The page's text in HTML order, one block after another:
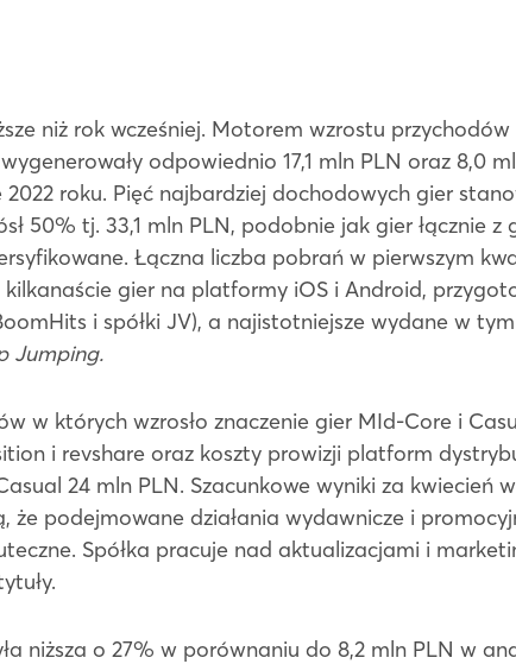
niż rok wcześniej. Motorem wzrostu
odpowiednio 17,1 mln PLN oraz 8,0
roku. Pięć najbardziej dochodowych gier
50% tj. 33,1 mln PLN, podobnie jak gier łącznie z
Łączna liczba pobrań w pierwszym
gier na platformy iOS i Android,
i spółki JV), a najistotniejsze wydane w
Jumping.
w których wzrosło znaczenie gier MId-Core i
i revshare oraz koszty prowizji platform
24 mln PLN. Szacunkowe wyniki za kwiecień
że podejmowane działania wydawnicze i
Spółka pracuje nad aktualizacjami i
niższa o 27% w porównaniu do 8,2 mln PLN w